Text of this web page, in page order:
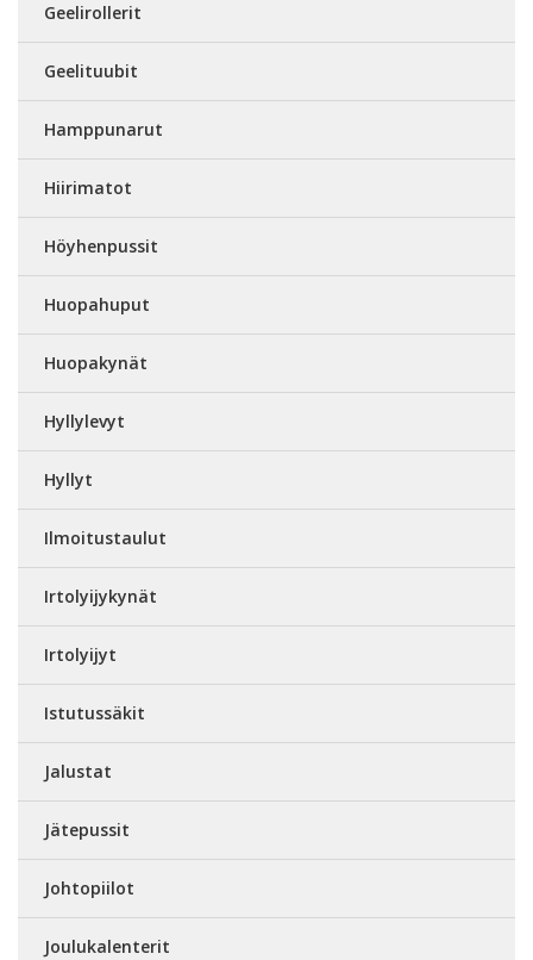
Geelirollerit
Geelituubit
Hamppunarut
Hiirimatot
Höyhenpussit
Huopahuput
Huopakynät
Hyllylevyt
Hyllyt
Ilmoitustaulut
Irtolyijykynät
Irtolyijyt
Istutussäkit
Jalustat
Jätepussit
Johtopiilot
Joulukalenterit